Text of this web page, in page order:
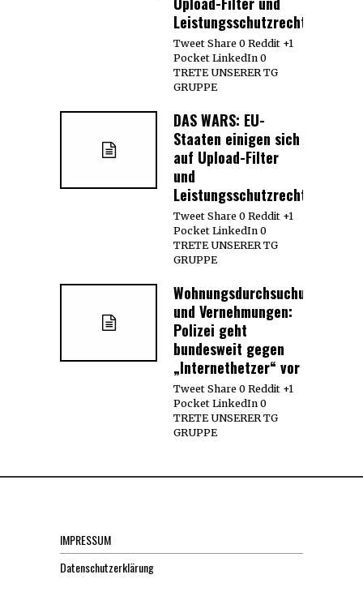
Leistungsschutzrecht
Tweet Share 0 Reddit +1
Pocket LinkedIn 0
TRETE UNSERER TG
GRUPPE
DAS WARS: EU-
Staaten einigen sich
auf Upload-Filter
und
Leistungsschutzrecht
Tweet Share 0 Reddit +1
Pocket LinkedIn 0
TRETE UNSERER TG
GRUPPE
Wohnungsdurchsuchungen
und Vernehmungen:
Polizei geht
bundesweit gegen
„Internethetzer“ vor
Tweet Share 0 Reddit +1
Pocket LinkedIn 0
TRETE UNSERER TG
GRUPPE
IMPRESSUM
Datenschutzerklärung